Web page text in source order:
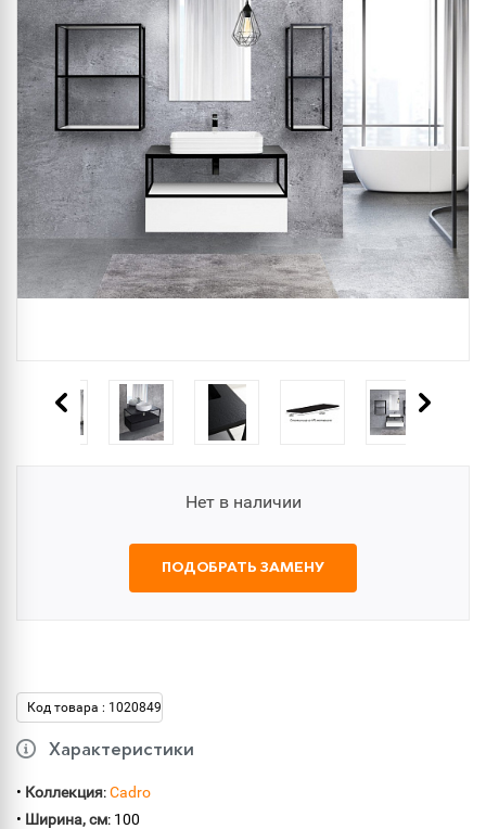
Нет в наличии
ПОДОБРАТЬ ЗАМЕНУ
Код товара : 1020849
Характеристики
• Коллекция:Cadro
• Ширина, см: 100